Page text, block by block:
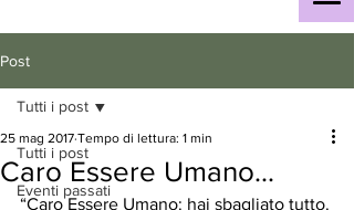
Post
Tutti i post
Eventi passati
Tutti i post
Caro Essere Umano...
25 mag 2017 Tempo di lettura: 1 min
“Caro Essere Umano: hai sbagliato tutto.